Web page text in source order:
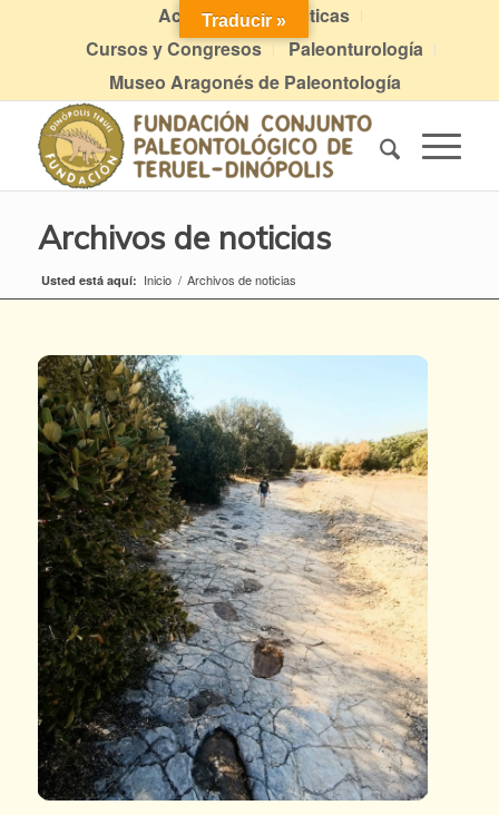
Actividades didácticas
Cursos y Congresos
Paleonturología
Museo Aragonés de Paleontología
Archivos de noticias
Usted está aquí: Inicio / Archivos de noticias
Traducir »